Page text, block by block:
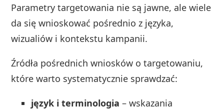
Parametry targetowania nie są jawne, ale wiele
da się wnioskować pośrednio z języka,
wizualiów i kontekstu kampanii.
Źródła pośrednich wniosków o targetowaniu,
które warto systematycznie sprawdzać:
język i terminologia – wskazania